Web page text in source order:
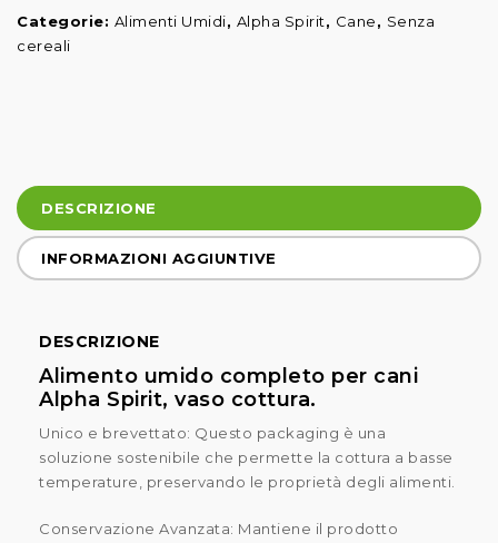
Categorie: Alimenti Umidi, Alpha Spirit, Cane, Senza
cereali
DESCRIZIONE
INFORMAZIONI AGGIUNTIVE
DESCRIZIONE
Alimento umido completo per cani
Alpha Spirit, vaso cottura.
Unico e brevettato: Questo packaging è una
soluzione sostenibile che permette la cottura a basse
temperature, preservando le proprietà degli alimenti.
Conservazione Avanzata: Mantiene il prodotto